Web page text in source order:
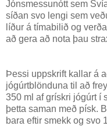
Jónsmessunótt sem
síðan svo lengi sem
líður á tímabilið og
að gera að nota þau
Þessi uppskrift kallar á
jógúrtblönduna til að
350 ml af grískri jógúrt í
þetta saman með písk.
bara eftir smekk og svo